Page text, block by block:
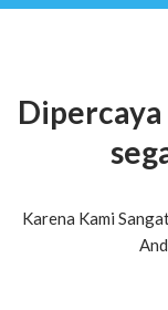
Karena Kami